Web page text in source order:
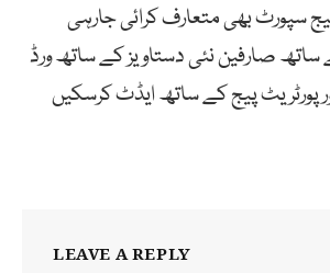
بھی متعارف کرائی جارہی
صارفین نئی دستاویز کے ساتھ ورڈ
پورٹریٹ پیج کے ساتھ ایڈٹ کرسکیں
LEAVE A REPLY